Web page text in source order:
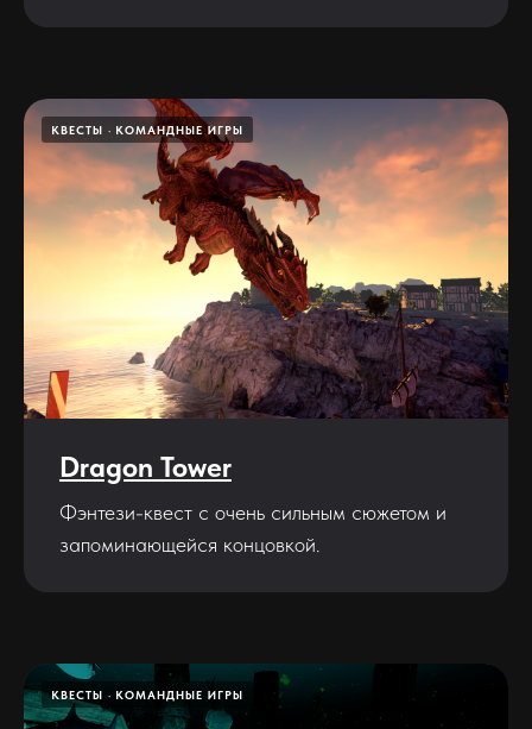
КВЕСТЫ КОМАНДНЫЕ ИГРЫ
Dragon Tower
Фэнтези-квест с очень сильным сюжетом и
запоминающейся концовкой.
КВЕСТЫ КОМАНДНЫЕ ИГРЫ